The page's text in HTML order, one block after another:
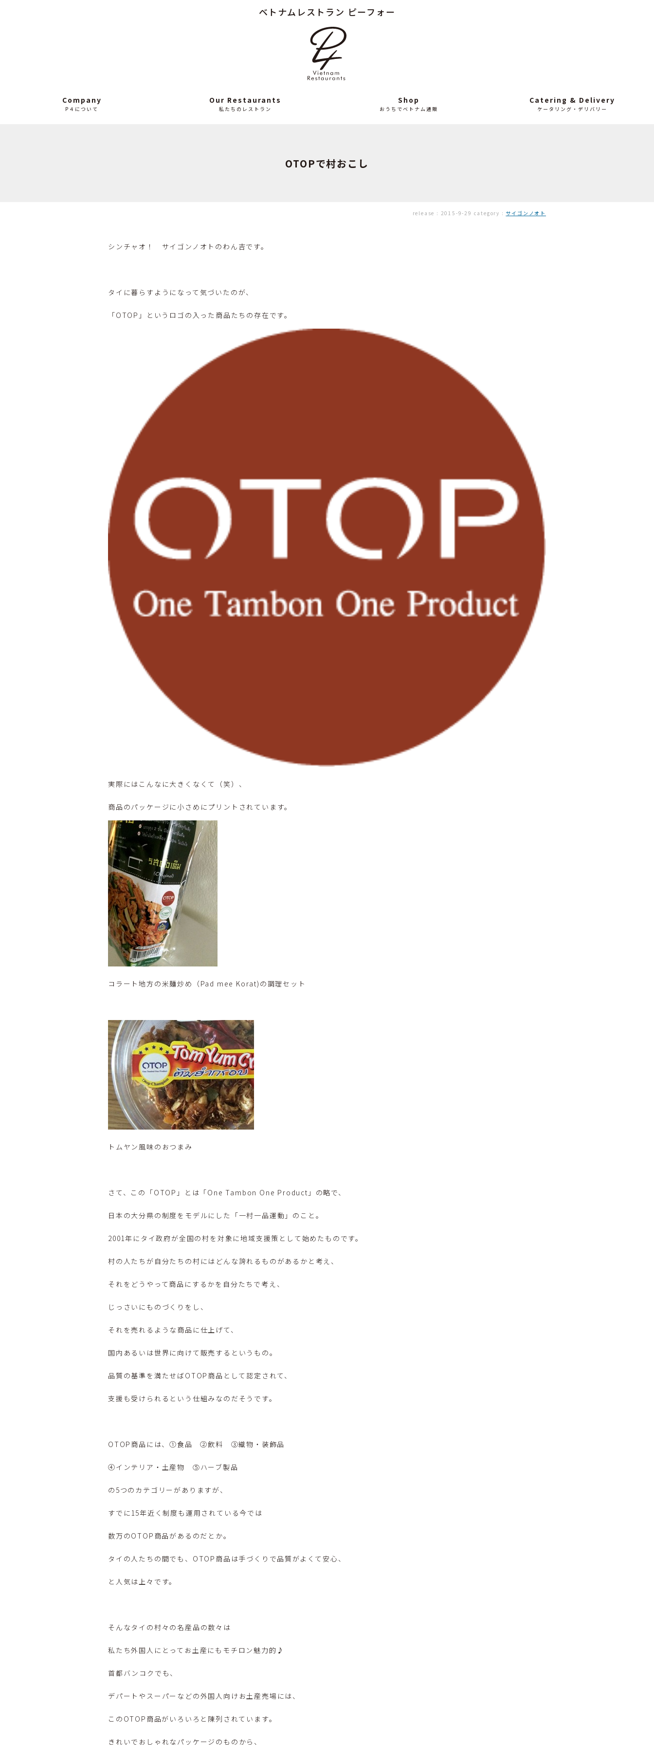
ベトナムレストラン ピーフォー
News
最
近
の
ニ
ュ
ー
ス
Company
P４について
Our Restaurants
私たちのレストラン
Column
読み
もの
Shop
おうちでベトナム通販
Catering & Delivery
ケータリング・デリバリー
OTOPで村おこし
release : 2015-9-29 category : サイゴンノオト
シンチャオ！ サイゴンノオトのわん吉です。
タイに暮らすようになって気づいたのが、
「OTOP」というロゴの入った商品たちの存在です。
実際にはこんなに大きくなくて（笑）、
商品のパッケージに小さめにプリントされています。
コラート地方の米麺炒め（Pad mee Korat)の調理セット
トムヤン風味のおつまみ
さて、この「OTOP」とは「One Tambon One Product」の略で、
日本の大分県の制度をモデルにした「一村一品運動」のこと。
2001年にタイ政府が全国の村を対象に地域支援策として始めたものです。
村の人たちが自分たちの村にはどんな誇れるものがあるかと考え、
それをどうやって商品にするかを自分たちで考え、
じっさいにものづくりをし、
それを売れるような商品に仕上げて、
国内あるいは世界に向けて販売するというもの。
品質の基準を満たせばOTOP商品として認定されて、
支援も受けられるという仕組みなのだそうです。
OTOP商品には、①食品 ②飲料 ③織物・装飾品
④インテリア・土産物 ⑤ハーブ製品
の5つのカテゴリーがありますが、
すでに15年近く制度も運用されている今では
数万のOTOP商品があるのだとか。
タイの人たちの間でも、OTOP商品は手づくりで品質がよくて安心、
と人気は上々です。
そんなタイの村々の名産品の数々は
私たち外国人にとってお土産にもモチロン魅力的♪
首都バンコクでも、
デパートやスーパーなどの外国人向けお土産売場には、
このOTOP商品がいろいろと陳列されています。
きれいでおしゃれなパッケージのものから、